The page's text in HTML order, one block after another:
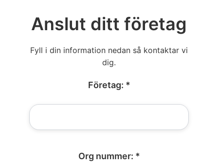
Anslut ditt företag
Fyll i din information nedan så kontaktar vi
dig.
Företag: *
Org nummer: *